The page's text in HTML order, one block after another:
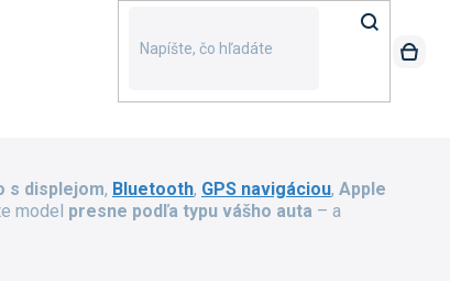
s displejom, Bluetooth, GPS navigáciou, Apple
model presne podľa typu vášho auta – a